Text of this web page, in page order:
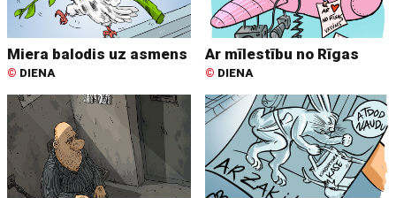
Miera balodis uz asmens
© DIENA
Ar mīlestību no Rīgas
© DIENA